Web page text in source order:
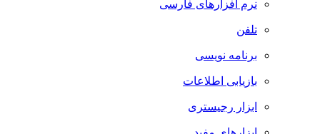
نرم افزارهای فارسی
تلفن
برنامه نویسی
بازیابی اطلاعات
ابزار رجیستری